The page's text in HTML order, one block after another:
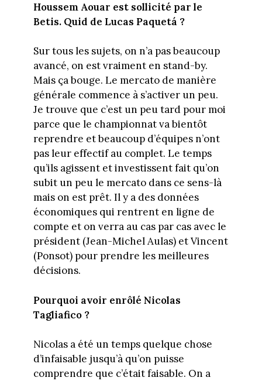
Houssem Aouar est sollicité par le
Betis. Quid de Lucas Paquetá ?
Sur tous les sujets, on n’a pas beaucoup
avancé, on est vraiment en stand-by.
Mais ça bouge. Le mercato de manière
générale commence à s’activer un peu.
Je trouve que c’est un peu tard pour moi
parce que le championnat va bientôt
reprendre et beaucoup d’équipes n’ont
pas leur effectif au complet. Le temps
qu’ils agissent et investissent fait qu’on
subit un peu le mercato dans ce sens-là
mais on est prêt. Il y a des données
économiques qui rentrent en ligne de
compte et on verra au cas par cas avec le
président (Jean-Michel Aulas) et Vincent
(Ponsot) pour prendre les meilleures
décisions.
Pourquoi avoir enrôlé Nicolas
Tagliafico ?
Nicolas a été un temps quelque chose
d’infaisable jusqu’à qu’on puisse
comprendre que c’était faisable. On a